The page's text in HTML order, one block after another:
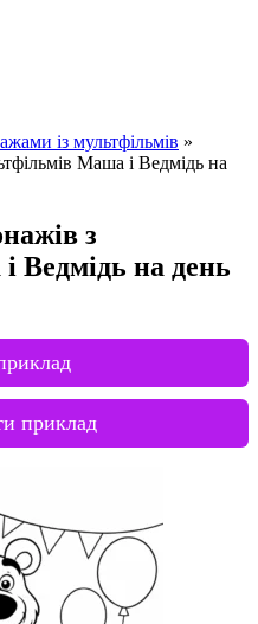
із мультфільмів »
Маша і Ведмідь на
з
Ведмідь на день
приклад